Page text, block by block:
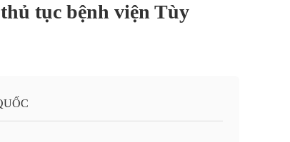
tục bệnh viện Tùy